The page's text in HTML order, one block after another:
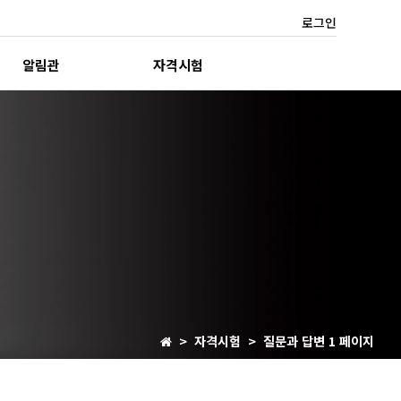
알림관 자격시험
로그인
> 자격시험 > 질문과 답변 1 페이지